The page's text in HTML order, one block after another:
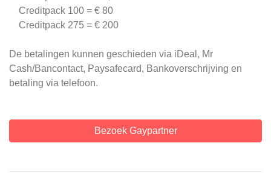
Creditpack 100 = € 80
Creditpack 275 = € 200
De betalingen kunnen geschieden via iDeal, Mr
Cash/Bancontact, Paysafecard, Bankoverschrijving en
betaling via telefoon.
Bezoek Gaypartner